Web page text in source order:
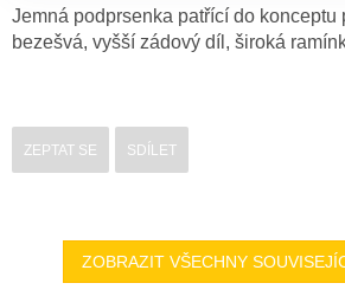
Jemná podprsenka patřící do konceptu
bezešvá, vyšší zádový díl, široká
ZEPTAT SE SDÍLET
ZOBRAZIT VŠECHNY